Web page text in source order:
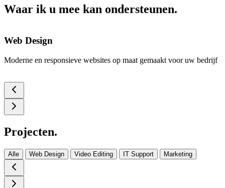
Waar ik u mee kan ondersteunen.
Web Design
Moderne en responsieve websites op maat gemaakt voor uw bedrijf
Projecten.
Alle Web Design Video Editing IT Support Marketing